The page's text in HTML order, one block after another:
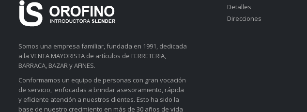
Somos una empresa familiar, fundada en 1991, dedicada
a la VENTA MAYORISTA de artículos de FERRETERIA,
BARRACA, BAZAR y AFINES.
Conformamos un equipo de personas con gran vocación
de servicio, enfocadas a brindar asesoramiento, rápida
y eficiente atención a nuestros clientes. Esto ha sido la
base de nuestro crecimiento en más de 30 años de vida
Detalles
Direcciones